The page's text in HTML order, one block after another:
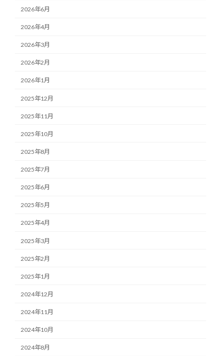
2026年6月
2026年4月
2026年3月
2026年2月
2026年1月
2025年12月
2025年11月
2025年10月
2025年8月
2025年7月
2025年6月
2025年5月
2025年4月
2025年3月
2025年2月
2025年1月
2024年12月
2024年11月
2024年10月
2024年8月